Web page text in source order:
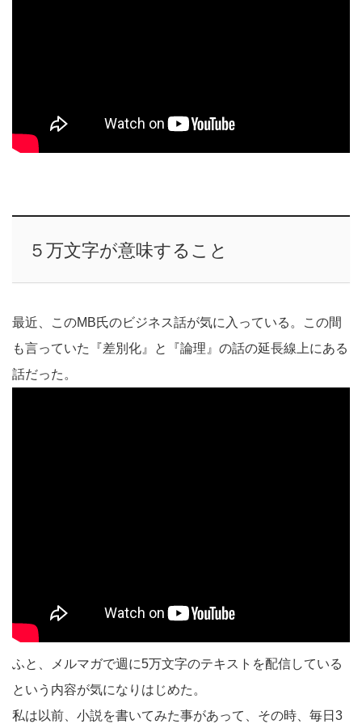
５万文字が意味すること
最近、このMB氏のビジネス話が気に入っている。この間
も言っていた『差別化』と『論理』の話の延長線上にある
話だった。
ふと、メルマガで週に5万文字のテキストを配信している
という内容が気になりはじめた。
私は以前、小説を書いてみた事があって、その時、毎日3